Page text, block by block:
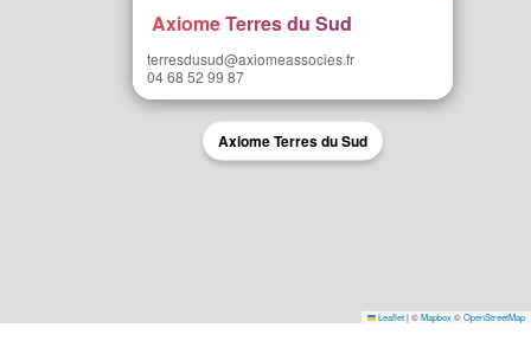
Axiome Terres du Sud
Axiome Terres du Sud
terresdusud@axiomeassocies.fr
04 68 52 99 87
Leaflet|©Mapbox©OpenStreetMap